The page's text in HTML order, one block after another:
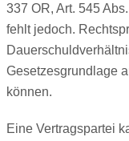
337 OR, Art. 545
fehlt jedoch.
Gesetzesgrundlage
können.
Eine Vertragspartei